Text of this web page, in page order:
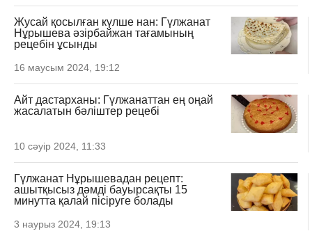
Жусай қосылған күлше нан: Гүлжанат
Нұрышева әзірбайжан тағамының
рецебін ұсынды
16 маусым 2024, 19:12
Айт дастарханы: Гүлжанаттан ең оңай
жасалатын бәліштер рецебі
10 сәуір 2024, 11:33
Гүлжанат Нұрышевадан рецепт:
ашытқысыз дәмді бауырсақты 15
минутта қалай пісіруге болады
3 наурыз 2024, 19:13